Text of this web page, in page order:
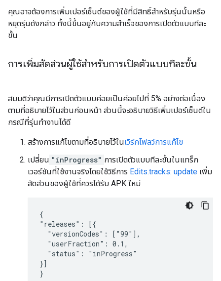
คุณอาจต้องการเพิ่มเปอร์เซ็นต์ของผู้ใช้ที่มีสิทธิ์สำหรับรุ่นนั้นหรือ
หยุดรุ่นดังกล่าว ทั้งนี้ขึ้นอยู่กับความสำเร็จของการเปิดตัวแบบทีละ
ขั้น
การเพิ่มสัดส่วนผู้ใช้สำหรับการเปิดตัวแบบทีละขั้น
สมมติว่าคุณมีการเปิดตัวแบบค่อยเป็นค่อยไปที่ 5% อย่างต่อเนื่อง
ตามที่อธิบายไว้ในส่วนก่อนหน้า ส่วนนี้จะอธิบายวิธีเพิ่มเปอร์เซ็นต์ใน
กรณีที่รุ่นทำงานได้ดี
สร้างการแก้ไขตามที่อธิบายไว้ในเวิร์กโฟลว์การแก้ไข
เปลี่ยน "inProgress" การเปิดตัวแบบทีละขั้นในแทร็ก
เวอร์ชันที่ใช้งานจริงโดยใช้วิธีการ Edits.tracks: update เพิ่ม
สัดส่วนของผู้ใช้ที่ควรได้รับ APK ใหม่
{
"releases": [{
  "versionCodes": ["99"],
  "userFraction": 0.1,
  "status": "inProgress"
}]
}